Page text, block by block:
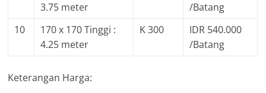
3.75 meter
/Batang
10
170 x 170 Tinggi :
4.25 meter
K 300
IDR 540.000
/Batang
Keterangan Harga: